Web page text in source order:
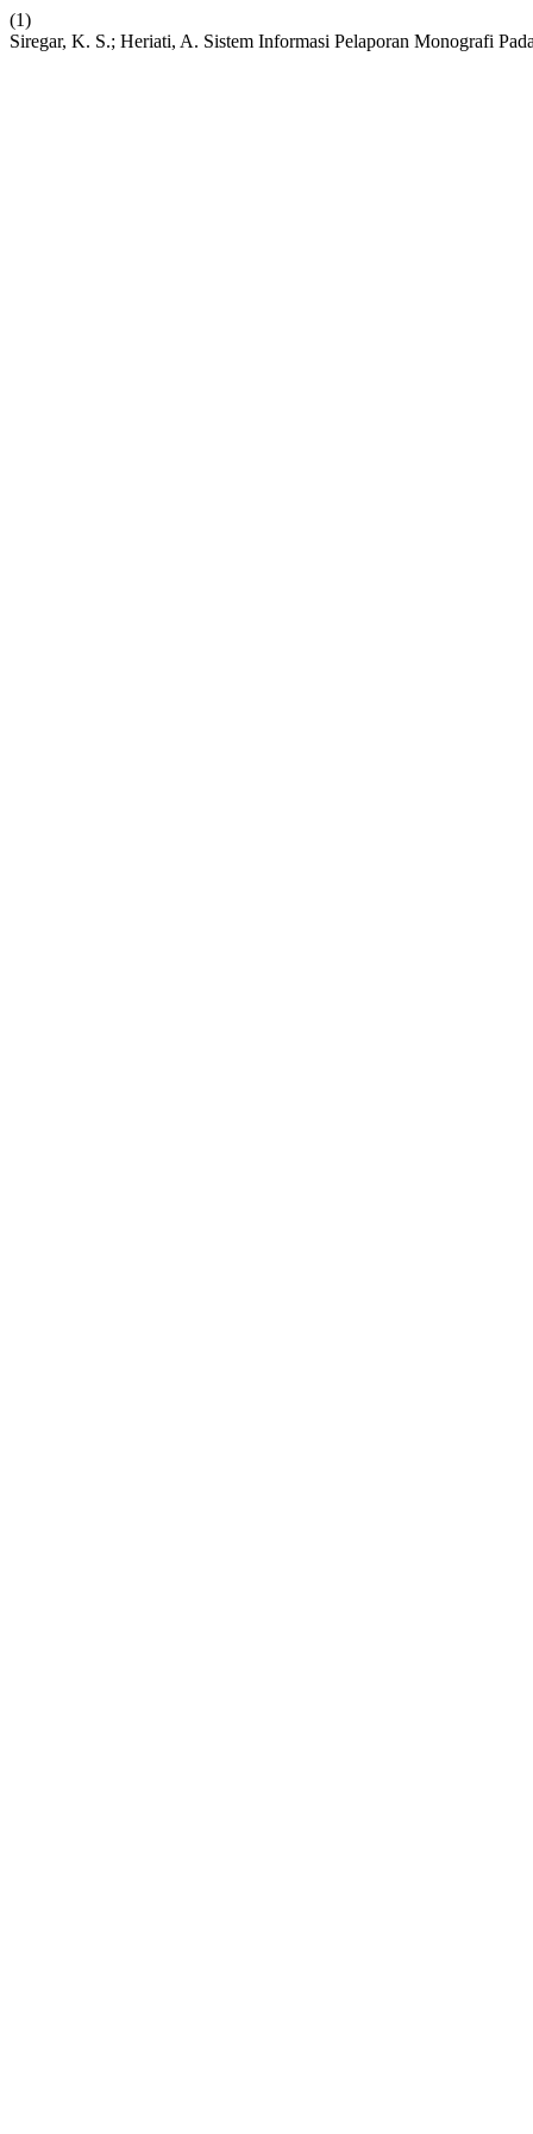
(1)
Siregar, K. S.; Heriati, A. Sistem Informasi Pelaporan Monografi